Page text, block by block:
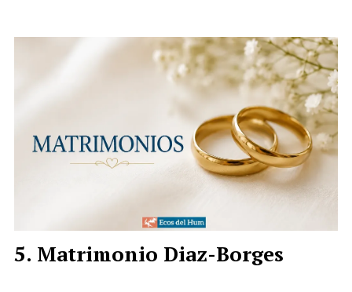
Matrimonio Diaz-Borges